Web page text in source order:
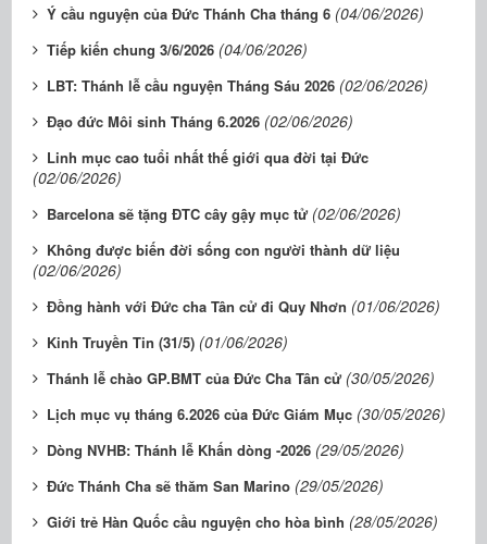
Ý cầu nguyện của Đức Thánh Cha tháng 6 (04/06/2026)
Tiếp kiến chung 3/6/2026 (04/06/2026)
LBT: Thánh lễ cầu nguyện Tháng Sáu 2026 (02/06/2026)
Đạo đức Môi sinh Tháng 6.2026 (02/06/2026)
Linh mục cao tuổi nhất thế giới qua đời tại Đức
(02/06/2026)
Barcelona sẽ tặng ĐTC cây gậy mục tử (02/06/2026)
Không được biến đời sống con người thành dữ liệu
(02/06/2026)
Đồng hành với Đức cha Tân cử đi Quy Nhơn (01/06/2026)
Kinh Truyền Tin (31/5) (01/06/2026)
Thánh lễ chào GP.BMT của Đức Cha Tân cử (30/05/2026)
Lịch mục vụ tháng 6.2026 của Đức Giám Mục (30/05/2026)
Dòng NVHB: Thánh lễ Khấn dòng -2026 (29/05/2026)
Đức Thánh Cha sẽ thăm San Marino (29/05/2026)
Giới trẻ Hàn Quốc cầu nguyện cho hòa bình (28/05/2026)